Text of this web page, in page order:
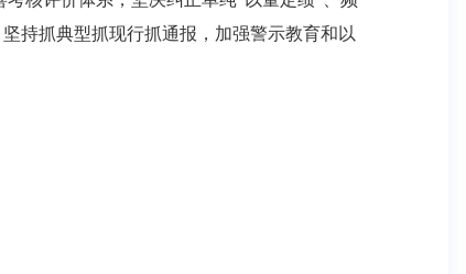
持抓典型抓现行抓通报，加强警示教育和以